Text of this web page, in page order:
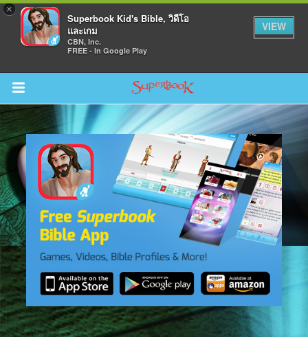
×
Superbook Kid's Bible, วิดีโอ
และเกม
CBN, Inc.
FREE - In Google Play
VIEW
Return to Content
ามรู้
ๆ
ร์
คัมภีร์